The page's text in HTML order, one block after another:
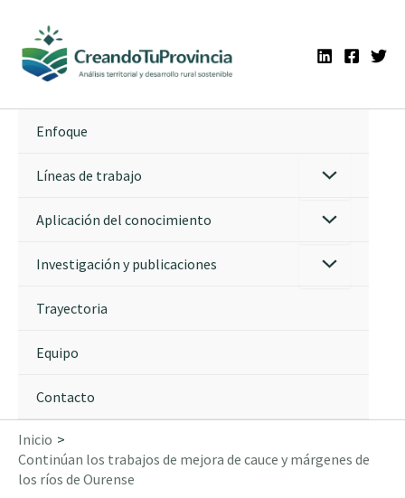
contenido
Enfoque
Líneas de trabajo
Aplicación del conocimiento
Investigación y publicaciones
Trayectoria
Equipo
Contacto
Inicio
Continúan los trabajos de mejora de cauce y márgenes de
los ríos de Ourense